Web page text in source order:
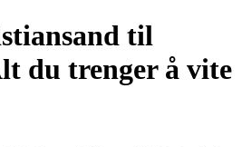
til
du trenger å vite